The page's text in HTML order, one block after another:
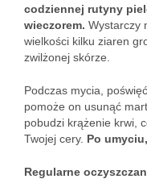
codziennej rutyny
wieczorem. Wystarczy
wielkości kilku ziaren
zwilżonej skórze.
Podczas mycia,
pomoże on usunąć
pobudzi krążenie krwi,
Twojej cery. Po
Regularne